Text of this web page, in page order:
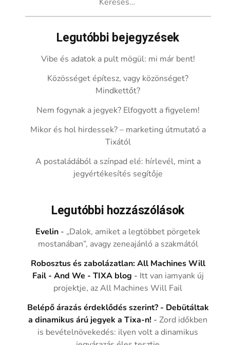
Legutóbbi bejegyzések
Vibe és adatok a pult mögül: mi már bent!
Közösséget építesz, vagy közönséget?
Mindkettőt?
Nem fogynak a jegyek? Elfogyott a figyelem!
Mikor és hol hirdessek? – marketing útmutató a
Tixától
A postaládából a színpad elé: hírlevél, mint a
jegyértékesítés segítője
Legutóbbi hozzászólások
Evelin - „Dalok, amiket a legtöbbet pörgetek
mostanában”, avagy zeneajánló a szakmától
Robosztus és zabolázatlan: All Machines Will
Fail - And We - TIXA blog - Itt van iamyank új
projektje, az All Machines Will Fail
Belépő árazás érdeklődés szerint? - Debütáltak
a dinamikus árú jegyek a Tixa-n! -Zord időkben
is bevételnövekedés: ilyen volt a dinamikus